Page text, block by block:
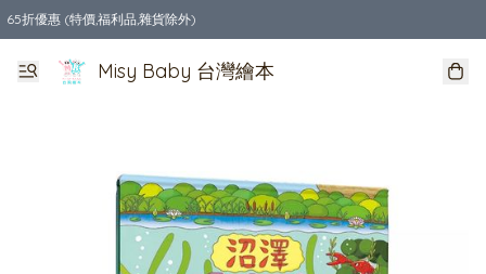
65折優惠 (特價,福利品,雜貨除外)
全店購物滿$550，免運費
Misy Baby 台灣繪本